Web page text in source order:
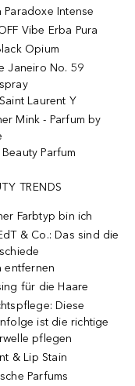
Paradoxe Intense
Vibe Erba Pura
Opium
Janeiro No. 59
Laurent Y
Mink - Parfum by
Parfum
TRENDS
Farbtyp bin ich
& Co.: Das sind die
entfernen
für die Haare
Diese
ist die richtige
pflegen
& Lip Stain
Parfums